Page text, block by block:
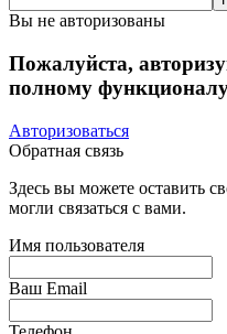
Вы не авторизованы
Пожалуйста,
полному
Авторизоваться
Обратная связь
Здесь вы можете оставить
могли связаться с вами.
Имя пользователя
Ваш Email